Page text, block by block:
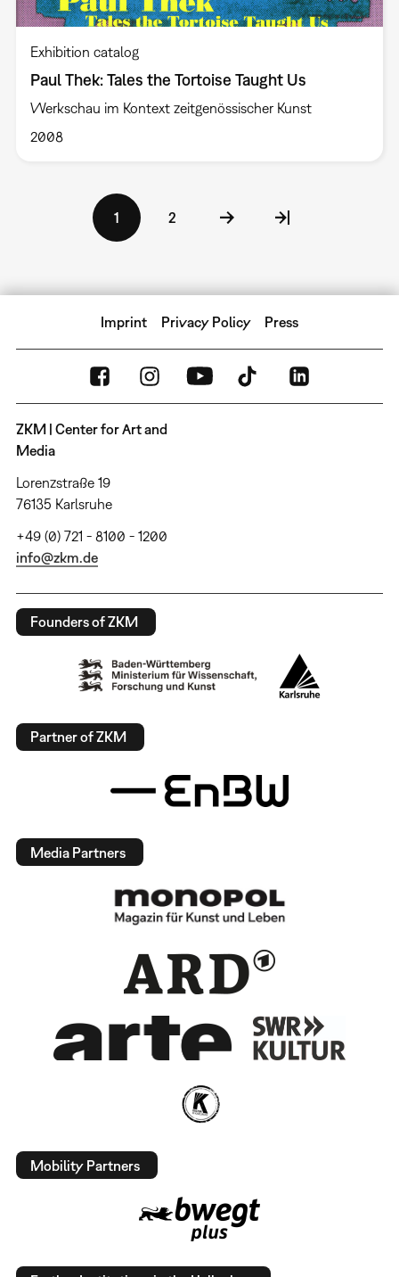
Exhibition catalog
Paul Thek: Tales the Tortoise Taught Us
Werkschau im Kontext zeitgenössischer Kunst
2008
Current
page
1 Page
2
Imprint Privacy Policy Press
ZKM | Center for Art and
Media
Lorenzstraße 19
76135 Karlsruhe
+49 (0) 721 - 8100 - 1200
info@zkm.de
Founders of ZKM
Partner of ZKM
Media Partners
Mobility Partners